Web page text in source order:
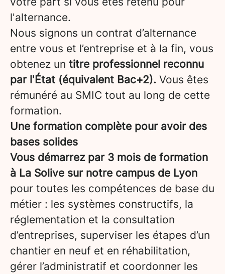
l'alternance.
Nous signons un contrat d’alternance
entre vous et l’entreprise et à la fin, vous
obtenez un titre professionnel reconnu
par l'État (équivalent Bac+2). Vous êtes
rémunéré au SMIC tout au long de cette
formation.
Une formation complète pour avoir des
bases solides
Vous démarrez par 3 mois de formation
à La Solive sur notre campus de Lyon
pour toutes les compétences de base du
métier : les systèmes constructifs, la
réglementation et la consultation
d’entreprises, superviser les étapes d’un
chantier en neuf et en réhabilitation,
gérer l’administratif et coordonner les